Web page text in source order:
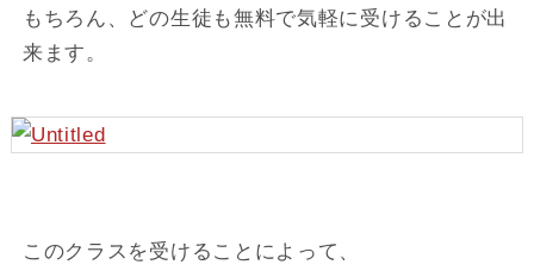
もちろん、どの生徒も無料で気軽に受けることが出
来ます。
このクラスを受けることによって、